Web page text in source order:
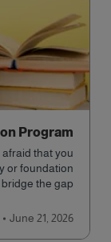
Program?
that you
or foundation
the gap.
June 21, 2026